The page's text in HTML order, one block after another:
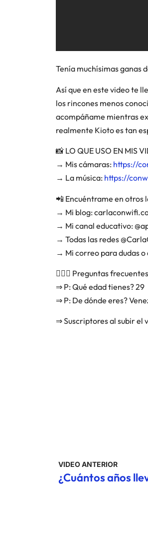
Tenía muchísimas ganas
Así que en este video te
los rincones menos
acompáñame mientras
realmente Kioto es tan
📸 LO QUE USO EN MIS
→ Mis cámaras: https://
→ La música: https://
📲 Encuéntrame en otros
→ Mi blog:
→ Mi canal educativo:
→ Todas las redes
→ Mi correo para dudas
🙋🏻‍♀️ Preguntas
⇒ P: Qué edad tienes? 29
⇒ P: De dónde eres?
⇒ Suscriptores al subir el
VIDEO ANTERIOR